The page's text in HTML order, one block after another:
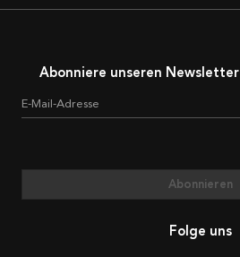
Abonniere unseren Newsletter
E-Mail-Adresse
Abonnieren
Folge uns